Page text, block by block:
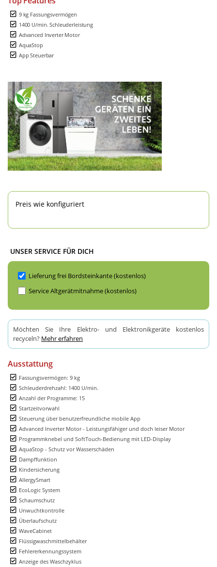
9 kg Fassungsvermögen
1400 U/min. Schleuderleistung
Advanced Inverter Motor
AquaStop
App Steuerbar
Preis wie konfiguriert
UNSER SERVICE FÜR DICH
Lieferung frei Bordsteinkante (kostenlos)
Service Altgerätmitnahme (kostenlos)
Möchten Sie Ihre Elektro- und Elektronikgeräte kostenlos
recyceln? Mehr erfahren
Ausstattung
Fassungsvermögen: 9 kg
Schleuderdrehzahl: 1400 U/min.
Anzahl der Programme: 15
Startzeitvorwahl
Steuerung über benutzerfreundliche mobile App
Advanced Inverter Motor - Leistungsfähiger und doch leiser Motor
Programmknebel und SoftTouch-Bedienung mit LED-Display
AquaStop - Schutz vor Wasserschäden
Dampffunktion
Kindersicherung
AllergySmart
EcoLogic System
Schaumschutz
Unwuchtkontrolle
Überlaufschutz
WaveCabinet
Flüssigwaschmittelbehälter
Fehlererkennungssystem
Anzeige des Waschzyklus